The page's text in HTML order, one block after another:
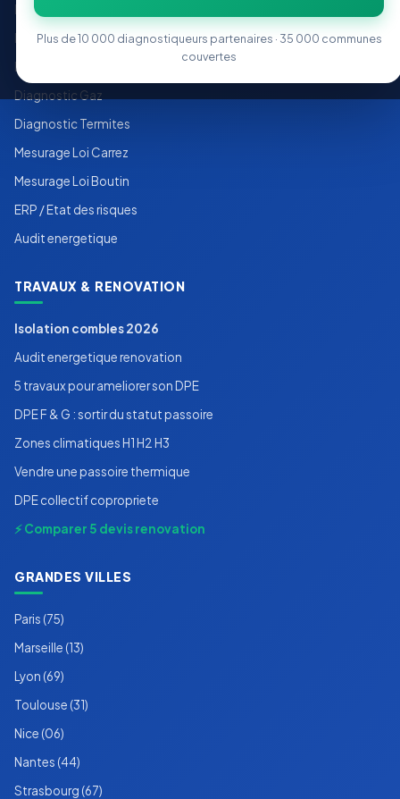
Plus de 10 000 diagnostiqueurs partenaires · 35 000 communes
couvertes
Diagnostic Amiante
Diagnostic Plomb (CREP)
Diagnostic Electricite
Diagnostic Gaz
Diagnostic Termites
Mesurage Loi Carrez
Mesurage Loi Boutin
ERP / Etat des risques
Audit energetique
TRAVAUX & RENOVATION
Isolation combles 2026
Audit energetique renovation
5 travaux pour ameliorer son DPE
DPE F & G : sortir du statut passoire
Zones climatiques H1 H2 H3
Vendre une passoire thermique
DPE collectif copropriete
⚡ Comparer 5 devis renovation
GRANDES VILLES
Paris (75)
Marseille (13)
Lyon (69)
Toulouse (31)
Nice (06)
Nantes (44)
Strasbourg (67)